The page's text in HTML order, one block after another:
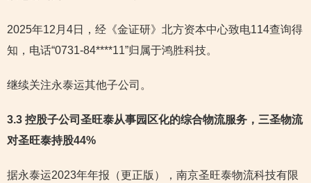
2025年12月4日，经《金证研》北方资本中心致电114查询得
知，电话“0731-84****11”归属于鸿胜科技。
继续关注永泰运其他子公司。
3.3 控股子公司圣旺泰从事园区化的综合物流服务，三圣物流
对圣旺泰持股44%
据永泰运2023年年报（更正版），南京圣旺泰物流科技有限